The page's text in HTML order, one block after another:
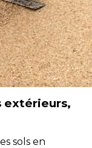
extérieurs,
sols en